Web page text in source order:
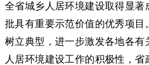
全省城乡人居环境建设取得显著
批具有重要示范价值的优秀项目
树立典型，进一步激发各地各有
人居环境建设工作的积极性，省